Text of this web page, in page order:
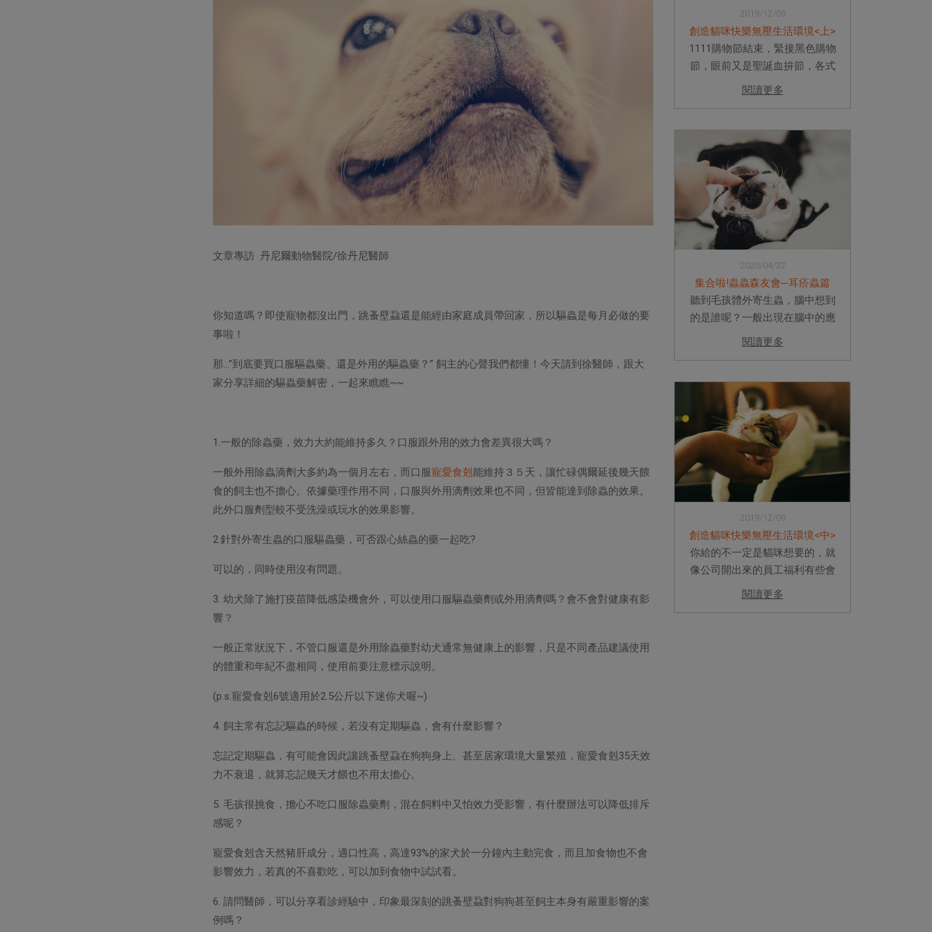
文章專訪 丹尼爾動物醫院/徐丹尼醫師
你知道嗎？即使寵物都沒出門，跳蚤壁蝨還是能經由家庭成員帶回家，所以驅蟲是每月必做的要
事啦！
那…”到底要買口服驅蟲藥、還是外用的驅蟲藥？” 飼主的心聲我們都懂！今天請到徐醫師，跟大
家分享詳細的驅蟲藥解密，一起來瞧瞧~~
1.一般的除蟲藥，效力大約能維持多久？口服跟外用的效力會差異很大嗎？
一般外用除蟲滴劑大多約為一個月左右，而口服寵愛食剋能維持３５天，讓忙碌偶爾延後幾天餵
食的飼主也不擔心。依據藥理作用不同，口服與外用滴劑效果也不同，但皆能達到除蟲的效果。
此外口服劑型較不受洗澡或玩水的效果影響。
2.針對外寄生蟲的口服驅蟲藥，可否跟心絲蟲的藥一起吃?
可以的，同時使用沒有問題。
3. 幼犬除了施打疫苗降低感染機會外，可以使用口服驅蟲藥劑或外用滴劑嗎？會不會對健康有影
響？
一般正常狀況下，不管口服還是外用除蟲藥對幼犬通常無健康上的影響，只是不同產品建議使用
的體重和年紀不盡相同，使用前要注意標示說明。
(p.s.寵愛食剋6號適用於2.5公斤以下迷你犬喔~)
4. 飼主常有忘記驅蟲的時候，若沒有定期驅蟲，會有什麼影響？
忘記定期驅蟲，有可能會因此讓跳蚤壁蝨在狗狗身上、甚至居家環境大量繁殖，寵愛食剋35天效
力不衰退，就算忘記幾天才餵也不用太擔心。
5. 毛孩很挑食，擔心不吃口服除蟲藥劑，混在飼料中又怕效力受影響，有什麼辦法可以降低排斥
感呢？
寵愛食剋含天然豬肝成分，適口性高，高達93%的家犬於一分鐘內主動完食，而且加食物也不會
影響效力，若真的不喜歡吃，可以加到食物中試試看。
6. 請問醫師，可以分享看診經驗中，印象最深刻的跳蚤壁蝨對狗狗甚至飼主本身有嚴重影響的案
例嗎？
2019/12/09
創造貓咪快樂無壓生活環境<上>
1111購物節結束，緊接黑色購物
節，眼前又是聖誕血拚節，各式
各樣的社群網站及手機廣告不斷
水碗、萌萌噠貓床、外觀美麗大
方放在客廳都漂亮的貓砂盆。許
多貓...
閱讀更多
2020/04/22
集合啦!蟲蟲森友會─耳疥蟲篇
聽到毛孩體外寄生蟲，腦中想到
的是誰呢？一般出現在腦中的應
該就是跳蚤跟壁蝨吧。如果你只
這些可以被我們肉眼看到的蟲蟲
外，還有很多種體外寄生蟲蠢蠢...
閱讀更多
2019/12/09
創造貓咪快樂無壓生活環境<中>
你給的不一定是貓咪想要的，就
像公司開出來的員工福利有些會
讓人很想翻白眼一樣。真正了解
閱讀更多